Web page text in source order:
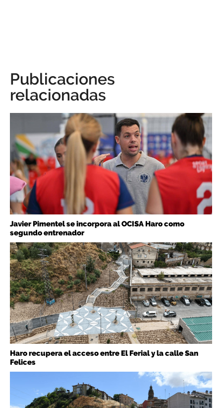
Publicaciones
relacionadas
Javier Pimentel se incorpora al OCISA Haro como
segundo entrenador
Haro recupera el acceso entre El Ferial y la calle San
Felices